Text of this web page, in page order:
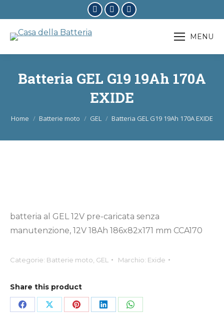
Facebook
in
window
Instagram
in
window
X
in
window
MENU
Batteria GEL G19 19Ah 170A
EXIDE
Tu sei qui:
Home Batterie moto GEL Batteria GEL G19 19Ah 170A EXIDE
batteria al GEL 12V pre-caricata senza
manutenzione, 12V 18Ah 186x82x171 mm CCA170
Categorie: Batterie moto GEL Marchio: Exide
Share this product
CondividiCondividiCondividiCondividiCondividi